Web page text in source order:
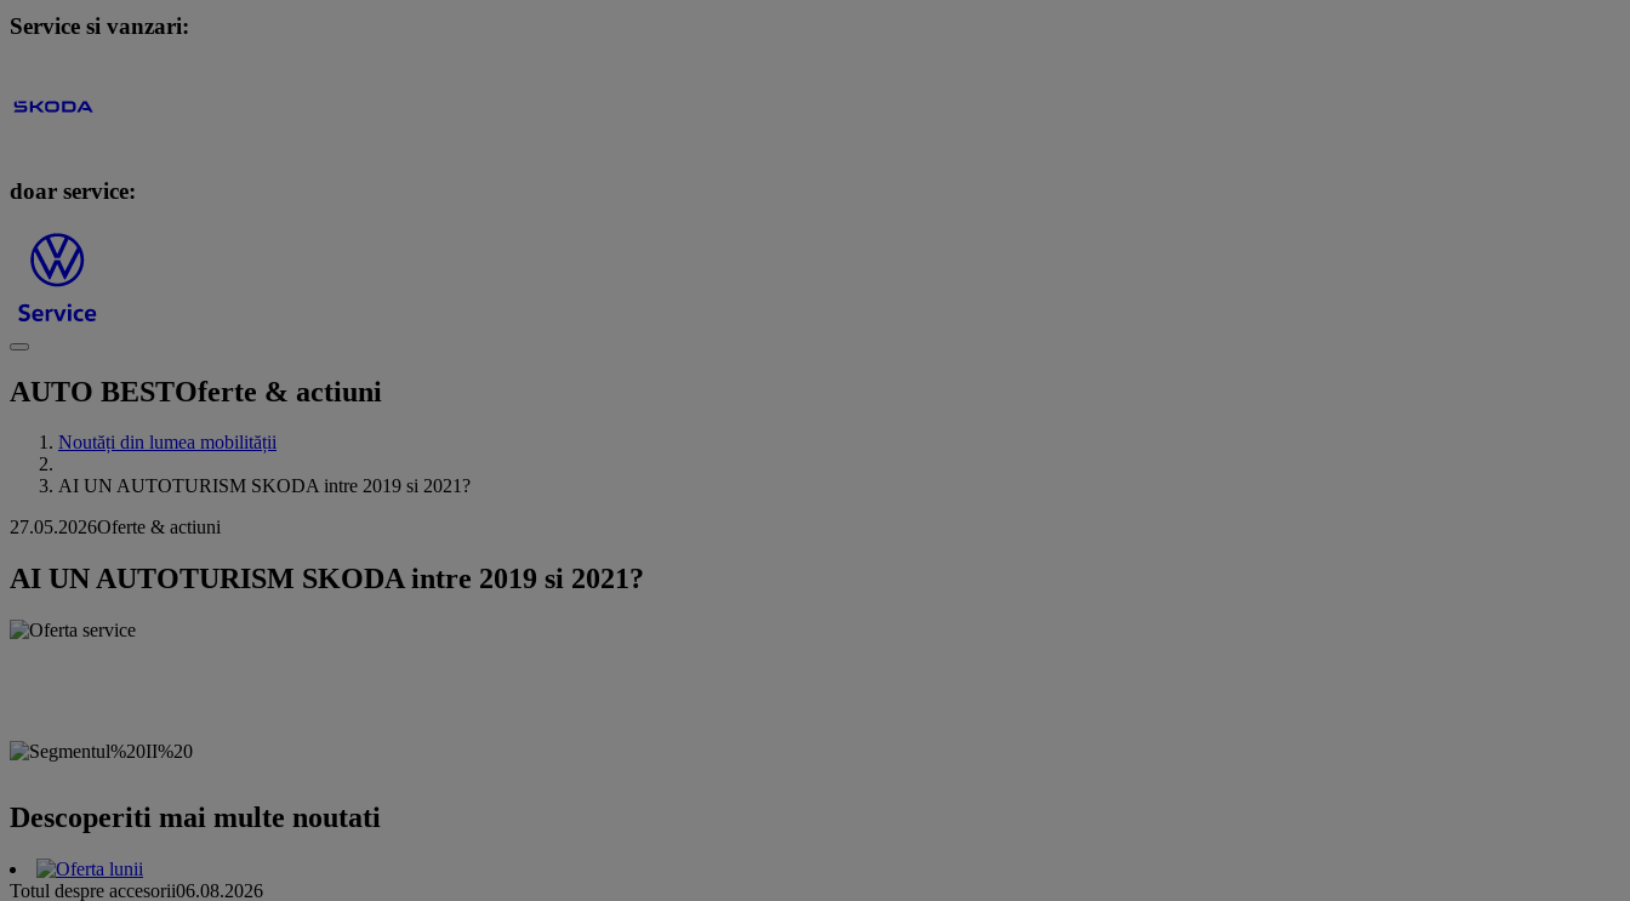
Service si vanzari:
doar service:
AUTO BESTOferte & actiuni
Noutăți din lumea mobilității
AI UN AUTOTURISM SKODA intre 2019 si 2021?
27.05.2026Oferte & actiuni
AI UN AUTOTURISM SKODA intre 2019 si 2021?
Descoperiti mai multe noutati
Totul despre accesorii06.08.2026